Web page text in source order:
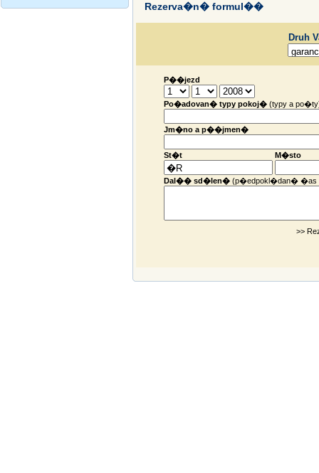
Rezerva�n� formul��
Druh
P��jezd
Po�adovan� typy pokoj�(typy a
Jm�no a p��jmen�
St�t M�sto
Dal�� sd�len�(p�edpokl�dan� �as
>>